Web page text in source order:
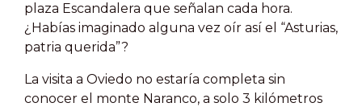
plaza Escandalera que señalan cada hora.
¿Habías imaginado alguna vez oír así el “Asturias,
patria querida”?
La visita a Oviedo no estaría completa sin
conocer el monte Naranco, a solo 3 kilómetros